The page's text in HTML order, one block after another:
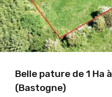
Belle pature de 1 Ha
(Bastogne)